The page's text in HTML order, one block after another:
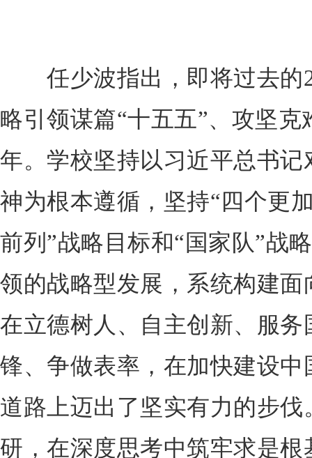
任少波指出，即将过去的
略引领谋篇“十五五”、攻坚
年。学校坚持以习近平总书
神为根本遵循，坚持“四个更
前列”战略目标和“国家队”战
领的战略型发展，系统构建面
在立德树人、自主创新、服
锋、争做表率，在加快建设
道路上迈出了坚实有力的步
研，在深度思考中筑牢求是根